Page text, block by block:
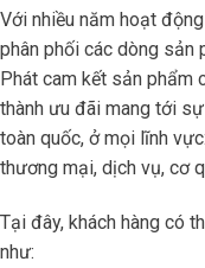
Với nhiều năm hoạt
phân phối các dòng sản
Phát cam kết sản phẩm
thành ưu đãi mang tới
toàn quốc, ở mọi lĩnh
thương mại, dịch vụ, cơ
Tại đây, khách hàng có
như: